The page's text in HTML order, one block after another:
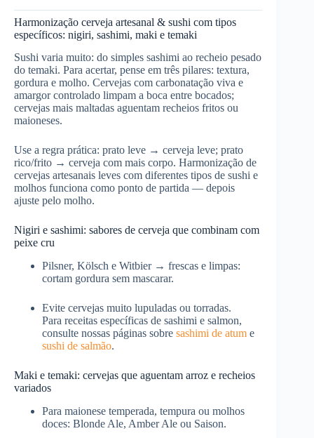
Harmonização cerveja artesanal & sushi com tipos
específicos: nigiri, sashimi, maki e temaki
Sushi varia muito: do simples sashimi ao recheio pesado
do temaki. Para acertar, pense em três pilares: textura,
gordura e molho. Cervejas com carbonatação viva e
amargor controlado limpam a boca entre bocados;
cervejas mais maltadas aguentam recheios fritos ou
maioneses.
Use a regra prática: prato leve → cerveja leve; prato
rico/frito → cerveja com mais corpo. Harmonização de
cervejas artesanais leves com diferentes tipos de sushi e
molhos funciona como ponto de partida — depois
ajuste pelo molho.
Nigiri e sashimi: sabores de cerveja que combinam com
peixe cru
Pilsner, Kölsch e Witbier → frescas e limpas:
cortam gordura sem mascarar.
Evite cervejas muito lupuladas ou torradas.
Para receitas específicas de sashimi e salmon,
consulte nossas páginas sobre sashimi de atum e
sushi de salmão.
Maki e temaki: cervejas que aguentam arroz e recheios
variados
Para maionese temperada, tempura ou molhos
doces: Blonde Ale, Amber Ale ou Saison.